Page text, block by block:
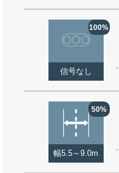
100%
信号なし
50%
幅5.5～9.0m